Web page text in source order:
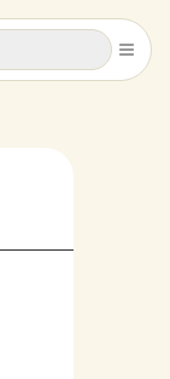
キャンセル
キャンセル